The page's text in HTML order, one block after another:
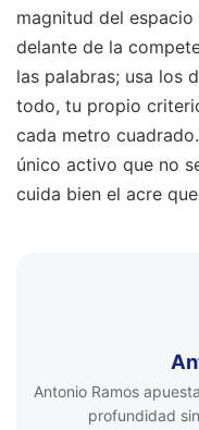
magnitud del
delante de la
las palabras; usa los
todo, tu propio
cada metro
único activo que no
cuida bien el acre
Antonio Ramos
profundidad